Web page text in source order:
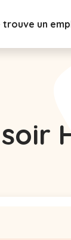
trouve un